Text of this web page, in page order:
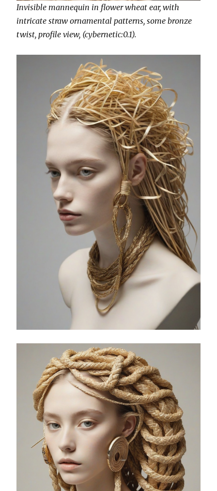
Invisible mannequin in flower wheat ear, with
intricate straw ornamental patterns, some bronze
twist, profile view, (cybernetic:0.1).